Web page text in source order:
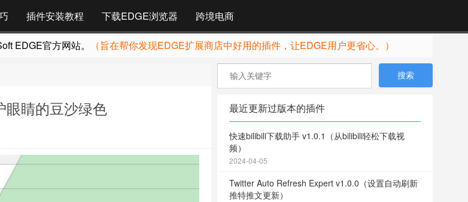
插件安装教程 下载EDGE浏览器 跨境电商
EDGE官方网站。 （旨在帮你发现EDGE扩展商店中好用的插件，让EDGE用户更省心。）
眼睛的豆沙绿色 最近更新过版本的插件
快速bilibili下载助手 v1.0.1（从bilibili轻松下载视
频）
2024-04-05
Twitter Auto Refresh Expert v1.0.0（设置自动刷新
推特推文更新）